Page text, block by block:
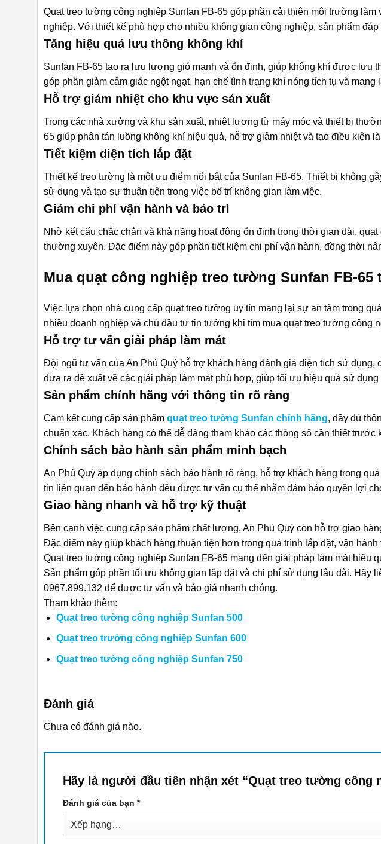
Quạt treo tường công nghiệp Sunfan FB-65 góp phần cải thiện môi trường
nghiệp. Với thiết kế phù hợp cho nhiều không gian công nghiệp, sản phẩm
Tăng hiệu quả lưu thông không khí
Sunfan FB-65 tạo ra lưu lượng gió mạnh và ổn định, giúp không khí được lưu
góp phần giảm cảm giác ngột ngạt, hạn chế tình trạng khí nóng tích tụ và
Hỗ trợ giảm nhiệt cho khu vực sản xuất
Trong các nhà xưởng và khu sản xuất, nhiệt lượng từ máy móc và thiết bị
65 giúp phân tán luồng không khí hiệu quả, hỗ trợ giảm nhiệt và tạo điều kiện
Tiết kiệm diện tích lắp đặt
Thiết kế treo tường là một ưu điểm nổi bật của Sunfan FB-65. Thiết bị không
sử dụng và tạo sự thuận tiện trong việc bố trí không gian làm việc.
Giảm chi phí vận hành và bảo trì
Nhờ kết cấu chắc chắn và khả năng hoạt động ổn định trong thời gian dài,
thường xuyên. Đặc điểm này góp phần tiết kiệm chi phí vận hành, đồng thời
Mua quạt công nghiệp treo tường Sunfan FB-65
Việc lựa chọn nhà cung cấp quạt treo tường uy tín mang lại sự an tâm trong
nhiều doanh nghiệp và chủ đầu tư tin tưởng khi tìm mua quạt treo tường công
Hỗ trợ tư vấn giải pháp làm mát
Đội ngũ tư vấn của An Phú Quý hỗ trợ khách hàng đánh giá diện tích sử dụng,
đưa ra đề xuất về các giải pháp làm mát phù hợp, giúp tối ưu hiệu quả sử
Sản phẩm chính hãng với thông tin rõ ràng
Cam kết cung cấp sản phẩm quạt treo tường Sunfan chính hãng, đầy đủ
chuẩn xác. Khách hàng có thể dễ dàng tham khảo các thông số cần thiết trước
Chính sách bảo hành sản phẩm minh bạch
An Phú Quý áp dụng chính sách bảo hành rõ ràng, hỗ trợ khách hàng trong
tin liên quan đến bảo hành đều được tư vấn cụ thể nhằm đảm bảo quyền lợi
Giao hàng nhanh và hỗ trợ kỹ thuật
Bên cạnh việc cung cấp sản phẩm chất lượng, An Phú Quý còn hỗ trợ giao
Đặc điểm này giúp khách hàng thuận tiện hơn trong quá trình lắp đặt, vận
Quạt treo tường công nghiệp Sunfan FB-65 mang đến giải pháp làm mát hiệu
Sản phẩm góp phần tối ưu không gian lắp đặt và chi phí sử dụng lâu dài. Hãy
0967.899.132 để được tư vấn và báo giá nhanh chóng.
Tham khảo thêm:
Quạt treo tường công nghiệp Sunfan 500
Quạt treo trường công nghiệp Sunfan 600
Quạt treo tường công nghiệp Sunfan 750
Đánh giá
Chưa có đánh giá nào.
Hãy là người đầu tiên nhận xét “Quạt treo tường công
Đánh giá của bạn *